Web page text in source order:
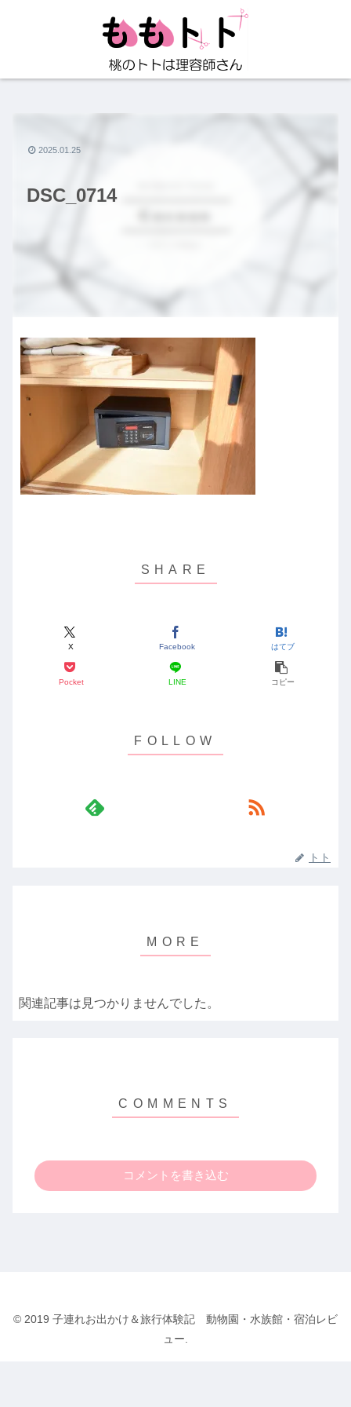
DSC_0714
2025.01.25
X Facebook はてブ
Pocket LINE コピー
トト
関連記事は見つかりませんでした。
コメントを書き込む
© 2019 子連れお出かけ＆旅行体験記 動物園・水族館・宿泊レビ
ュー.